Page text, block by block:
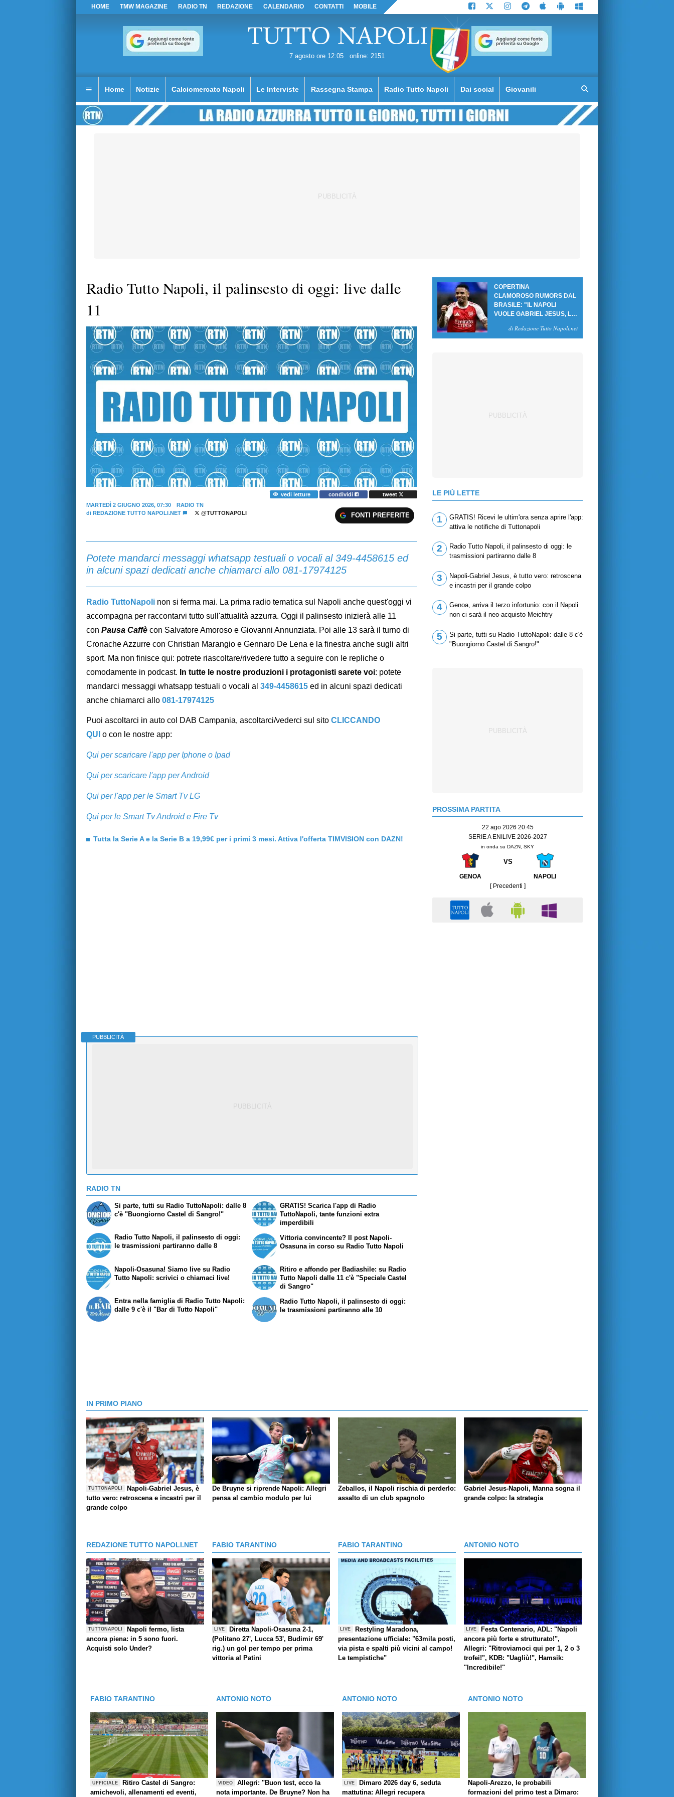
HOME TMW MAGAZINE RADIO TN REDAZIONE CALENDARIO CONTATTI MOBILE
7 agosto ore 12:05 online: 2151
Home Notizie Calciomercato Napoli Le Interviste Rassegna Stampa Radio Tutto Napoli Dai social Giovanili
Radio Tutto Napoli, il palinsesto di oggi: live dalle
11
vedi letture condividi
tweet
MARTEDÌ 2 GIUGNO 2026, 07:30
RADIO TN
di REDAZIONE TUTTO NAPOLI.NET @TUTTONAPOLI FONTI PREFERITE
Potete mandarci messaggi whatsapp testuali o vocali al 349-4458615 ed
in alcuni spazi dedicati anche chiamarci allo 081-17974125
Radio TuttoNapoli non si ferma mai. La prima radio tematica sul Napoli anche quest'oggi vi
accompagna per raccontarvi tutto sull'attualità azzurra. Oggi il palinsesto inizierà alle 11
con Pausa Caffè con Salvatore Amoroso e Giovanni Annunziata. Poi alle 13 sarà il turno di
Cronache Azzurre con Christian Marangio e Gennaro De Lena e la finestra anche sugli altri
sport. Ma non finisce qui: potrete riascoltare/rivedere tutto a seguire con le repliche o
comodamente in podcast. In tutte le nostre produzioni i protagonisti sarete voi: potete
mandarci messaggi whatsapp testuali o vocali al 349-4458615 ed in alcuni spazi dedicati
anche chiamarci allo 081-17974125
Puoi ascoltarci in auto col DAB Campania, ascoltarci/vederci sul sito CLICCANDO
QUI o con le nostre app:
Qui per scaricare l'app per Iphone o Ipad
Qui per scaricare l'app per Android
Qui per l'app per le Smart Tv LG
Qui per le Smart Tv Android e Fire Tv
Tutta la Serie A e la Serie B a 19,99€ per i primi 3 mesi. Attiva l'offerta TIMVISION con DAZN!
PUBBLICITÀ
RADIO TN
Si parte, tutti su Radio TuttoNapoli: dalle 8
c'è "Buongiorno Castel di Sangro!"
Radio Tutto Napoli, il palinsesto di oggi:
le trasmissioni partiranno dalle 8
GRATIS! Scarica l'app di Radio
TuttoNapoli, tante funzioni extra
imperdibili
Vittoria convincente? Il post Napoli-
Osasuna in corso su Radio Tutto Napoli
Napoli-Osasuna! Siamo live su Radio
Tutto Napoli: scrivici o chiamaci live!
Entra nella famiglia di Radio Tutto Napoli:
dalle 9 c'è il "Bar di Tutto Napoli"
Ritiro e affondo per Badiashile: su Radio
Tutto Napoli dalle 11 c'è "Speciale Castel
di Sangro"
Radio Tutto Napoli, il palinsesto di oggi:
le trasmissioni partiranno alle 10
COPERTINA
CLAMOROSO RUMORS DAL
BRASILE: "IL NAPOLI
VUOLE GABRIEL JESUS, LE
di Redazione Tutto Napoli.net
LE PIÙ LETTE
1
GRATIS! Ricevi le ultim'ora senza aprire l'app:
attiva le notifiche di Tuttonapoli
2
Radio Tutto Napoli, il palinsesto di oggi: le
trasmissioni partiranno dalle 8
3
Napoli-Gabriel Jesus, è tutto vero: retroscena
e incastri per il grande colpo
4
Genoa, arriva il terzo infortunio: con il Napoli
non ci sarà il neo-acquisto Meichtry
5
Si parte, tutti su Radio TuttoNapoli: dalle 8 c'è
"Buongiorno Castel di Sangro!"
PROSSIMA PARTITA
22 ago 2026 20:45
SERIE A ENILIVE 2026-2027
in onda su DAZN, SKY
VS
GENOA
NAPOLI
[ Precedenti ]
IN PRIMO PIANO
TUTTONAPOLI
Napoli-Gabriel Jesus, è
tutto vero: retroscena e incastri per il
grande colpo
De Bruyne si riprende Napoli: Allegri
pensa al cambio modulo per lui
Zeballos, il Napoli rischia di perderlo:
assalto di un club spagnolo
Gabriel Jesus-Napoli, Manna sogna il
grande colpo: la strategia
REDAZIONE TUTTO NAPOLI.NET
TUTTONAPOLI
Napoli fermo, lista
ancora piena: in 5 sono fuori.
Acquisti solo Under?
FABIO TARANTINO
LIVE
Diretta Napoli-Osasuna 2-1,
(Politano 27', Lucca 53', Budimir 69'
rig.) un gol per tempo per prima
vittoria al Patini
FABIO TARANTINO
LIVE
Restyling Maradona,
presentazione ufficiale: "63mila posti,
via pista e spalti più vicini al campo!
Le tempistiche"
ANTONIO NOTO
LIVE
Festa Centenario, ADL: "Napoli
ancora più forte e strutturato!",
Allegri: "Ritroviamoci qui per 1, 2 o 3
trofei!", KDB: "Uagliù!", Hamsik:
"Incredibile!"
FABIO TARANTINO
UFFICIALE
Ritiro Castel di Sangro:
amichevoli, allenamenti ed eventi,
ANTONIO NOTO
VIDEO
Allegri: "Buon test, ecco la
nota importante. De Bruyne? Non ha
ANTONIO NOTO
LIVE
Dimaro 2026 day 6, seduta
mattutina: Allegri recupera
ANTONIO NOTO
Napoli-Arezzo, le probabili
formazioni del primo test a Dimaro: